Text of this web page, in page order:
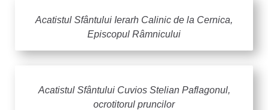
Acatistul Sfântului Ierarh Calinic de la Cernica,
Episcopul Râmnicului
Acatistul Sfântului Cuvios Stelian Paflagonul,
ocrotitorul pruncilor